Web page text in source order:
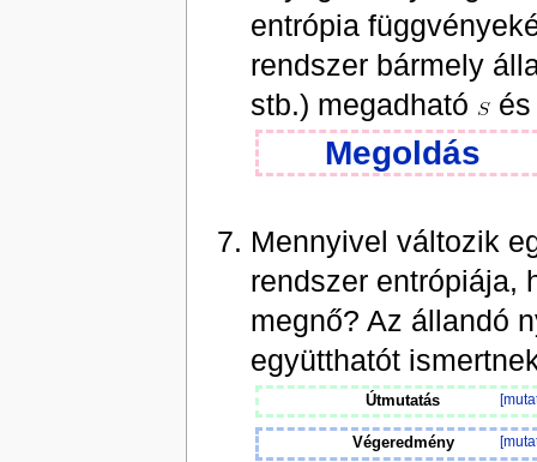
entrópia
rendszer bármely
stb.) megadható
Megoldás
Mennyivel változik
rendszer entrópiája,
megnő? Az állandó
együtthatót
Útmutatás
Végeredmény